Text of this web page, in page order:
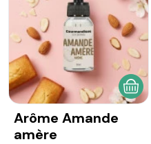
Arôme Amande
amère